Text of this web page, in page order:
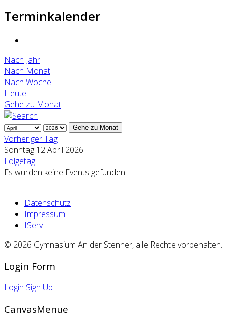
Terminkalender
Nach Jahr
Nach Monat
Nach Woche
Heute
Gehe zu Monat
Gehe zu Monat
Vorheriger Tag
Sonntag 12 April 2026
Folgetag
Es wurden keine Events gefunden
Datenschutz
Impressum
IServ
© 2026 Gymnasium An der Stenner, alle Rechte vorbehalten.
Login Form
Login Sign Up
CanvasMenue